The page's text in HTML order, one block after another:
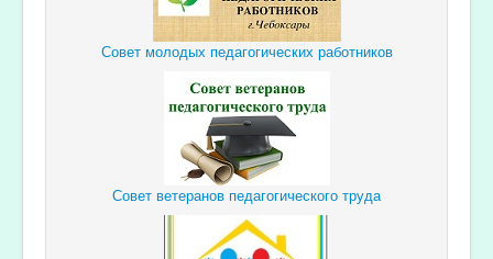
Совет молодых педагогических работников
Совет ветеранов педагогического труда